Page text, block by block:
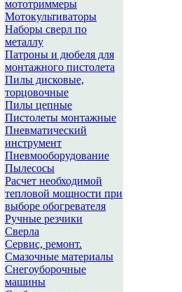
мототриммеры
Мотокультиваторы
Наборы сверл по
металлу
Патроны и дюбеля для
монтажного пистолета
Пилы дисковые,
торцовочные
Пилы цепные
Пистолеты монтажные
Пневматический
инструмент
Пневмооборудование
Пылесосы
Расчет необходимой
тепловой мощности при
выборе обогревателя
Ручные резчики
Сверла
Сервис, ремонт.
Смазочные материалы
Снегоуборочные
машины